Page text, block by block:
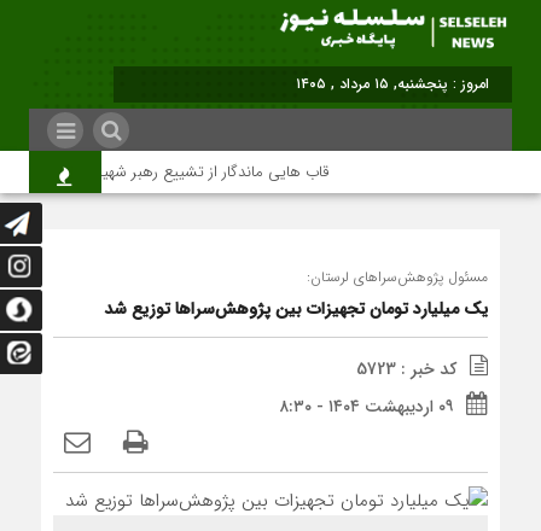
امروز : پنجشنبه, ۱۵ مرداد , ۱۴۰۵
قاب هایی ماندگار از تشییع رهبر شهید در تهران
مسئول پژوهش‌سراهای لرستان:
یک میلیارد تومان تجهیزات بین پژوهش‌سراها توزیع شد
کد خبر : 5723
۰۹ اردیبهشت ۱۴۰۴ - ۸:۳۰